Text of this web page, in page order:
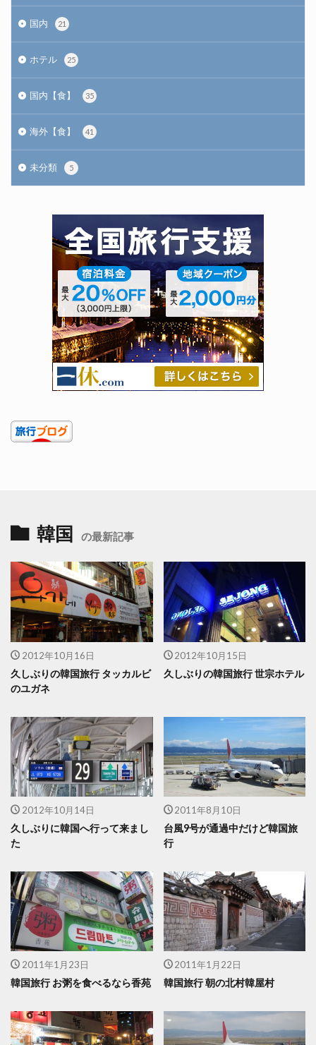
国内 21
ホテル 25
国内【食】 35
海外【食】 41
未分類 5
韓国 の最新記事
2012年10月16日
久しぶりの韓国旅行 タッカルビ
のユガネ
2012年10月15日
久しぶりの韓国旅行 世宗ホテル
2012年10月14日
久しぶりに韓国へ行って来まし
た
2011年8月10日
台風9号が通過中だけど韓国旅
行
2011年1月23日
韓国旅行 お粥を食べるなら香苑
2011年1月22日
韓国旅行 朝の北村韓屋村